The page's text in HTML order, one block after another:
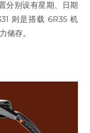
分别设有星期、日期
则是搭载 6R35 机
储存。